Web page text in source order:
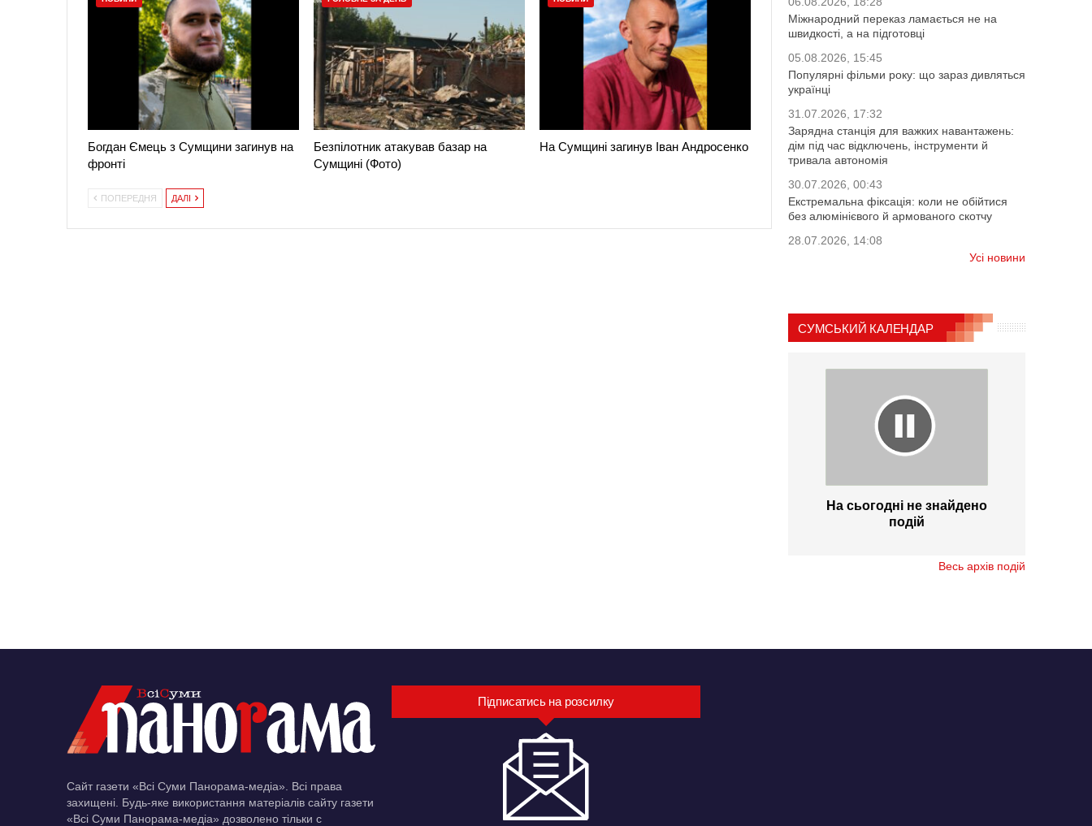
Богдан Ємець з Сумщини загинув на
фронті
Безпілотник атакував базар на
Сумщині (Фото)
На Сумщині загинув Іван Андросенко
ПОПЕРЕДНЯ ДАЛІ
Міжнародний переказ ламається не на
швидкості, а на підготовці
05.08.2026, 15:45
Популярні фільми року: що зараз дивляться
українці
31.07.2026, 17:32
Зарядна станція для важких навантажень:
дім під час відключень, інструменти й
тривала автономія
30.07.2026, 00:43
Екстремальна фіксація: коли не обійтися
без алюмінієвого й армованого скотчу
28.07.2026, 14:08
Усі новини
СУМСЬКИЙ КАЛЕНДАР
На сьогодні не знайдено
подій
Весь архів подій
Сайт газети «Всі Суми Панорама-медіа». Всі права
захищені. Будь-яке використання матеріалів сайту газети
«Всі Суми Панорама-медіа» дозволено тільки c
Підписатись на розсилку